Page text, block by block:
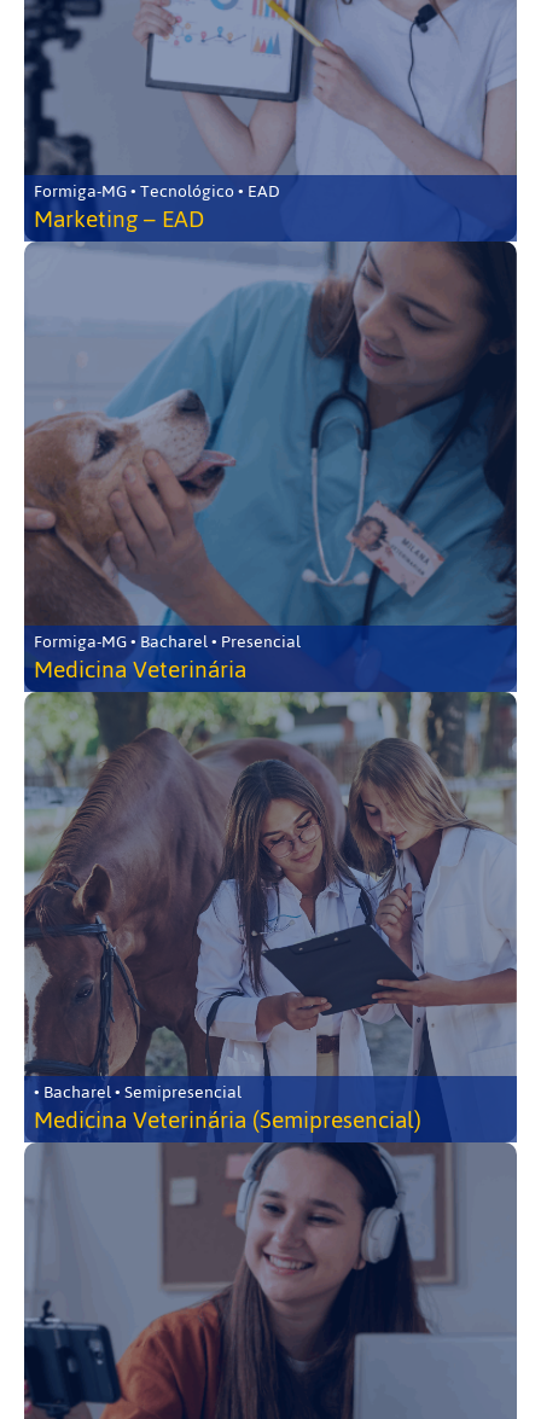
Formiga-MG • Tecnológico • EAD
Marketing – EAD
Formiga-MG • Bacharel • Presencial
Medicina Veterinária
• Bacharel • Semipresencial
Medicina Veterinária (Semipresencial)